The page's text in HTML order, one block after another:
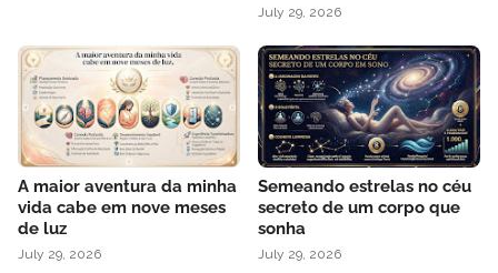
July 29, 2026
A maior aventura da minha
vida cabe em nove meses
de luz
July 29, 2026
Semeando estrelas no céu
secreto de um corpo que
sonha
July 29, 2026